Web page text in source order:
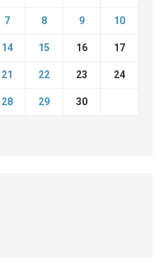
7 8 9 10
14 15 16 17
21 22 23 24
28 29 30